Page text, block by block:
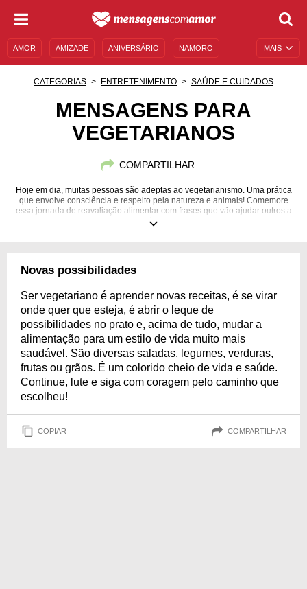
MAIS
AMOR AMIZADE ANIVERSÁRIO NAMORO
MENSAGENS E FRASES MENSAGENS DE ANIVERSÁRIO
CATEGORIAS ENTRETENIMENTO SAÚDE E CUIDADOS
MENSAGENS PARA
VEGETARIANOS
COMPARTILHAR
Hoje em dia, muitas pessoas são adeptas ao vegetarianismo. Uma prática
que envolve consciência e respeito pela natureza e animais! Comemore
essa jornada de reavaliação alimentar com frases que vão ajudar outros a
entenderem como é ser um vegetariano!
Novas possibilidades
Ser vegetariano é aprender novas receitas, é se virar
onde quer que esteja, é abrir o leque de
possibilidades no prato e, acima de tudo, mudar a
alimentação para um estilo de vida muito mais
saudável. São diversas saladas, legumes, verduras,
frutas ou grãos. É um colorido cheio de vida e saúde.
Continue, lute e siga com coragem pelo caminho que
escolheu!
COPIAR COMPARTILHAR